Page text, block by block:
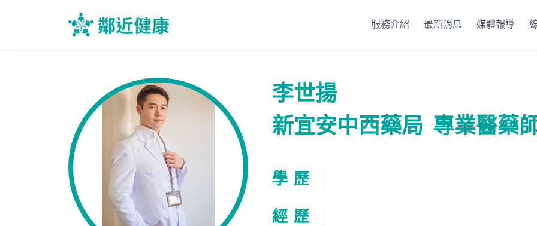
服務介紹 最新消息 媒體報導
李世揚
新宜安中西藥局 專業醫藥
學歷
經歷